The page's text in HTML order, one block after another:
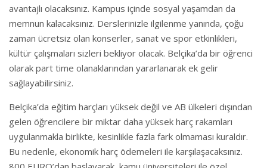
avantajlı olacaksınız. Kampus içinde sosyal yaşamdan da
memnun kalacaksınız. Derslerinizle ilgilenme yanında, çoğu
zaman ücretsiz olan konserler, sanat ve spor etkinlikleri,
kültür çalışmaları sizleri bekliyor olacak. Belçika’da bir öğrenci
olarak part time olanaklarından yararlanarak ek gelir
sağlayabilirsiniz.
Belçika’da eğitim harçları yüksek değil ve AB ülkeleri dışından
gelen öğrencilere bir miktar daha yüksek harç rakamları
uygulanmakla birlikte, kesinlikle fazla fark olmaması kuraldır.
Bu nedenle, ekonomik harç ödemeleri ile karşılaşacaksınız.